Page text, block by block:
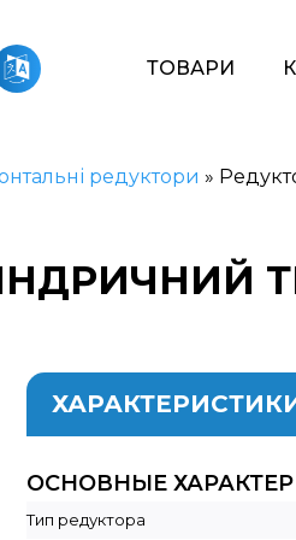
ТОВАРИ
редуктори »
ОСНОВНЫЕ
Тип редуктора